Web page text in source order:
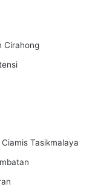
Cirahong
Tasikmalaya